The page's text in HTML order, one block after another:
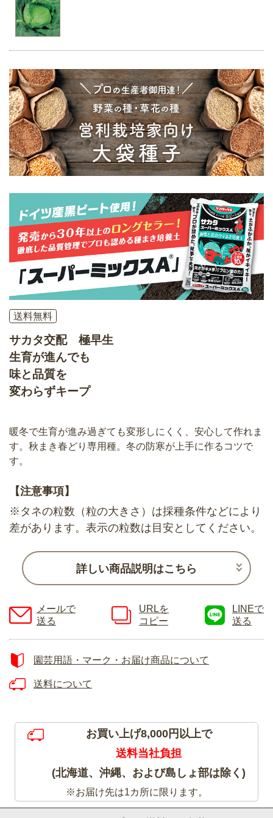
送料無料
サカタ交配 極早生
生育が進んでも
味と品質を
変わらずキープ
暖冬で生育が進み過ぎても変形しにくく、安心して作れま
す。秋まき春どり専用種。冬の防寒が上手に作るコツで
す。
【注意事項】
※タネの粒数（粒の大きさ）は採種条件などにより
差があります。表示の粒数は目安としてください。
詳しい商品説明はこちら
メールで
送る
URLを
コピー
LINEで
送る
園芸用語・マーク・お届け商品について
送料について
お買い上げ8,000円以上で
送料当社負担
(北海道、沖縄、および島しょ部は除く)
※お届け先は1カ所に限ります。